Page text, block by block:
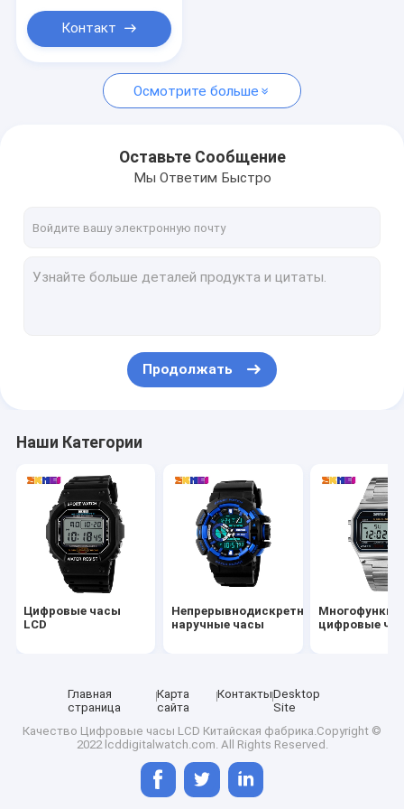
Контакт
Осмотрите больше
Оставьте Сообщение
Мы Ответим Быстро
Продолжать
Наши Категории
Цифровые часы
LCD
Непрерывнодискретные
наручные часы
цифровые
Главная
страница
Карта
сайта
КонтактыDesktop
Site
Качество Цифровые часы LCD Китайская фабрика.Copyright ©
2022 lcddigitalwatch.com. All Rights Reserved.